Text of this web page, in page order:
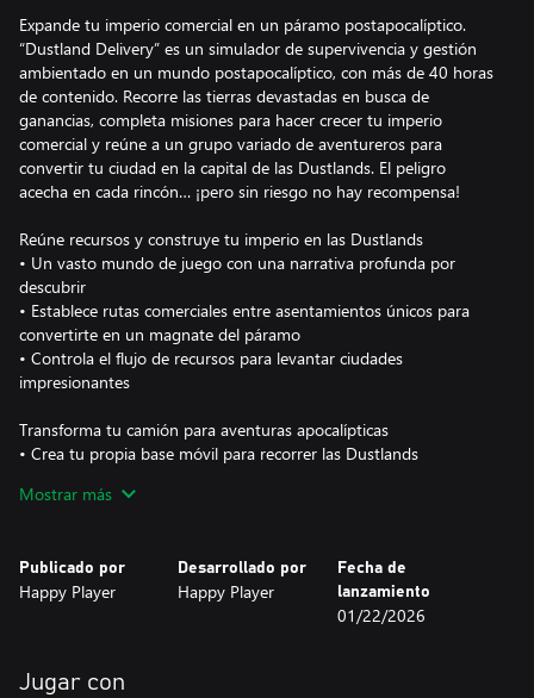
Expande tu imperio comercial en un páramo postapocalíptico.
“Dustland Delivery” es un simulador de supervivencia y gestión
ambientado en un mundo postapocalíptico, con más de 40 horas
de contenido. Recorre las tierras devastadas en busca de
ganancias, completa misiones para hacer crecer tu imperio
comercial y reúne a un grupo variado de aventureros para
convertir tu ciudad en la capital de las Dustlands. El peligro
acecha en cada rincón… ¡pero sin riesgo no hay recompensa!
Reúne recursos y construye tu imperio en las Dustlands
• Un vasto mundo de juego con una narrativa profunda por
descubrir
• Establece rutas comerciales entre asentamientos únicos para
convertirte en un magnate del páramo
• Controla el flujo de recursos para levantar ciudades
impresionantes
Transforma tu camión para aventuras apocalípticas
• Crea tu propia base móvil para recorrer las Dustlands
contra enjambres de infectados
• Recluta a un grupo diverso de aventureros con características
distintivas
• Asigna distintos roles para ayudar en la construcción de tu
estadísticas de tu equipo
Mostrar más
Publicado por
Happy Player
Desarrollado por
Happy Player
Fecha de
lanzamiento
01/22/2026
Jugar con